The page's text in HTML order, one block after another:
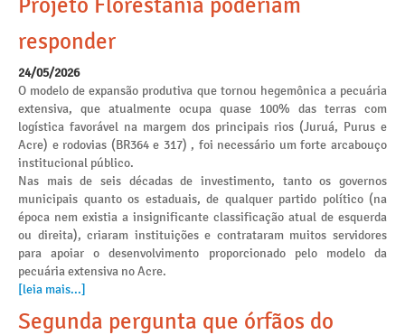
Projeto Florestania poderiam
responder
24/05/2026
O modelo de expansão produtiva que tornou hegemônica a pecuária
extensiva, que atualmente ocupa quase 100% das terras com
logística favorável na margem dos principais rios (Juruá, Purus e
Acre) e rodovias (BR364 e 317) , foi necessário um forte arcabouço
institucional público.
Nas mais de seis décadas de investimento, tanto os governos
municipais quanto os estaduais, de qualquer partido político (na
época nem existia a insignificante classificação atual de esquerda
ou direita), criaram instituições e contrataram muitos servidores
para apoiar o desenvolvimento proporcionado pelo modelo da
pecuária extensiva no Acre.
[leia mais...]
Segunda pergunta que órfãos do